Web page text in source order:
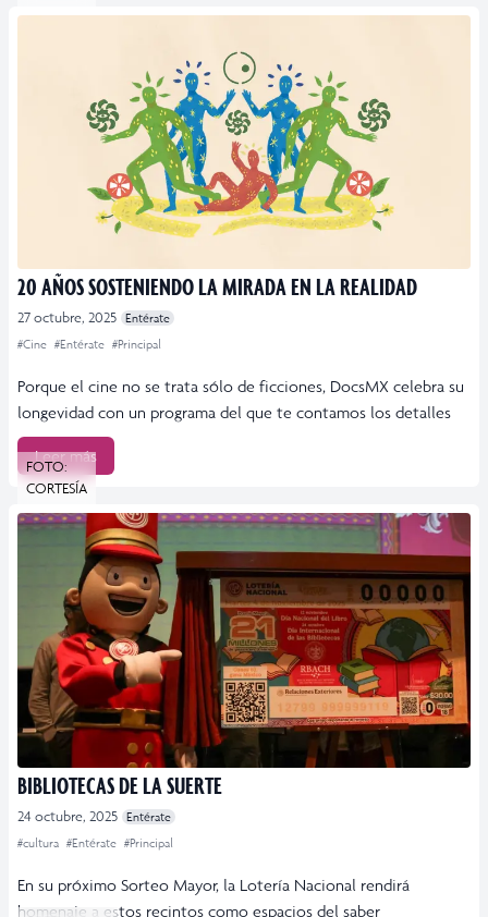
20 AÑOS SOSTENIENDO LA MIRADA EN LA REALIDAD
27 octubre, 2025 Entérate
#Cine #Entérate #Principal
Porque el cine no se trata sólo de ficciones, DocsMX celebra su
longevidad con un programa del que te contamos los detalles
Leer más
FOTO:
CORTESÍA
BIBLIOTECAS DE LA SUERTE
24 octubre, 2025 Entérate
#cultura #Entérate #Principal
En su próximo Sorteo Mayor, la Lotería Nacional rendirá
homenaje a estos recintos como espacios del saber